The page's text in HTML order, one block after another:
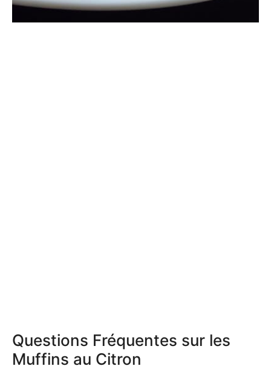
Questions Fréquentes sur les
Muffins au Citron